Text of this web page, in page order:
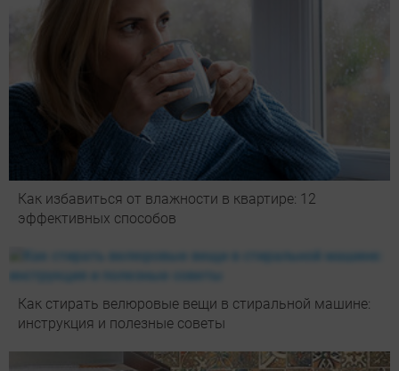
Как избавиться от влажности в квартире: 12
эффективных способов
Как стирать велюровые вещи в стиральной машине:
инструкция и полезные советы